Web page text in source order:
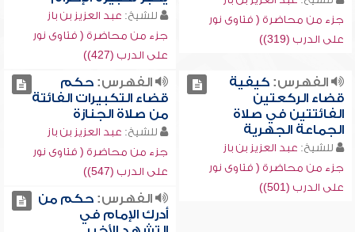
جزء من محاضرة ( فتاوى نور
على الدرب (319))
للشيخ: عبد العزيز بن باز
جزء من محاضرة ( فتاوى نور
على الدرب (427))
الفهرس:كيفية
قضاء الركعتين
الفائتتين في صلاة
الجماعة الجهرية
للشيخ: عبد العزيز بن باز
جزء من محاضرة ( فتاوى نور
على الدرب (501))
الفهرس:حكم
قضاء التكبيرات الفائتة
من صلاة الجنازة
للشيخ: عبد العزيز بن باز
جزء من محاضرة ( فتاوى نور
على الدرب (547))
الفهرس:حكم من
أدرك الإمام في